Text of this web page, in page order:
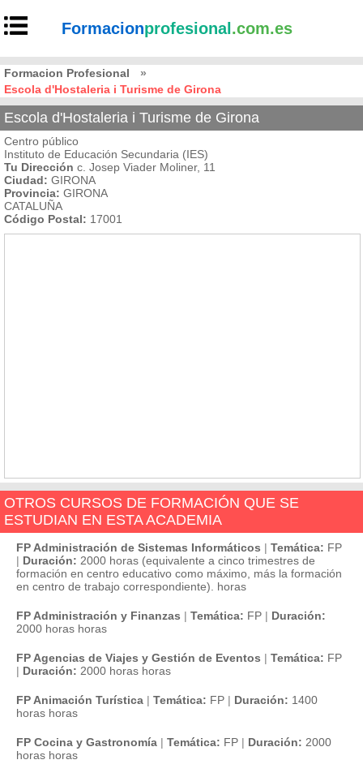
Formacionprofesional .com.es
Formacion Profesional
»
Escola d'Hostaleria i Turisme de Girona
Escola d'Hostaleria i Turisme de Girona
Centro público
Instituto de Educación Secundaria (IES)
Tu Dirección c. Josep Viader Moliner, 11
Ciudad: GIRONA
Provincia: GIRONA
CATALUÑA
Código Postal: 17001
OTROS CURSOS DE FORMACIÓN QUE SE
ESTUDIAN EN ESTA ACADEMIA
FP Administración de Sistemas Informáticos | Temática: FP
| Duración: 2000 horas (equivalente a cinco trimestres de
formación en centro educativo como máximo, más la formación
en centro de trabajo correspondiente). horas
FP Administración y Finanzas | Temática: FP | Duración:
2000 horas horas
FP Agencias de Viajes y Gestión de Eventos | Temática: FP
| Duración: 2000 horas horas
FP Animación Turística | Temática: FP | Duración: 1400
horas horas
FP Cocina y Gastronomía | Temática: FP | Duración: 2000
horas horas